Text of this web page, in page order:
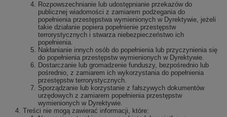
Rozpowszechnianie lub udostępnianie przekazów do
publicznej wiadomości z zamiarem podżegania do
popełnienia przestępstwa wymienionych w Dyrektywie, jeżeli
takie działanie popiera popełnienie przestępstw
terrorystycznych i stwarza niebezpieczeństwo ich
popełnienia.
Nakłanianie innych osób do popełnienia lub przyczynienia się
do popełnienia przestępstw wymienionych w Dyrektywie.
Dostarczanie lub gromadzenie funduszy, bezpośrednio lub
pośrednio, z zamiarem ich wykorzystania do popełnienia
przestępstw terrorystycznych.
Sporządzanie lub korzystanie z fałszywych dokumentów
urzędowych z zamiarem popełnienia przestępstw
wymienionych w Dyrektywie.
Treści nie mogą zawierać informacji, które: